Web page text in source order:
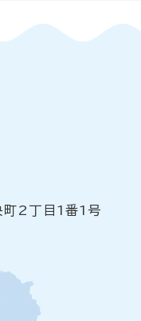
2丁目1番1号